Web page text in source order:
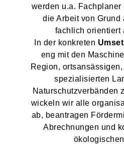
werden u.a.
die Arbeit von Grund
fachlich orientiert
In der konkreten
eng mit den
Region,
spezialisierten
Naturschutzverbänden
wickeln wir alle
ab, beantragen
Abrechnungen und